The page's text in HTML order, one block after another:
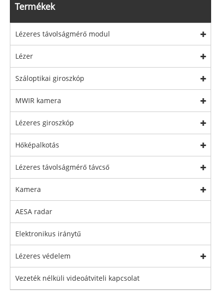
Termékek
Lézeres távolságmérő modul
Lézer
Száloptikai giroszkóp
MWIR kamera
Lézeres giroszkóp
Hőképalkotás
Lézeres távolságmérő távcső
Kamera
AESA radar
Elektronikus iránytű
Lézeres védelem
Vezeték nélküli videoátviteli kapcsolat